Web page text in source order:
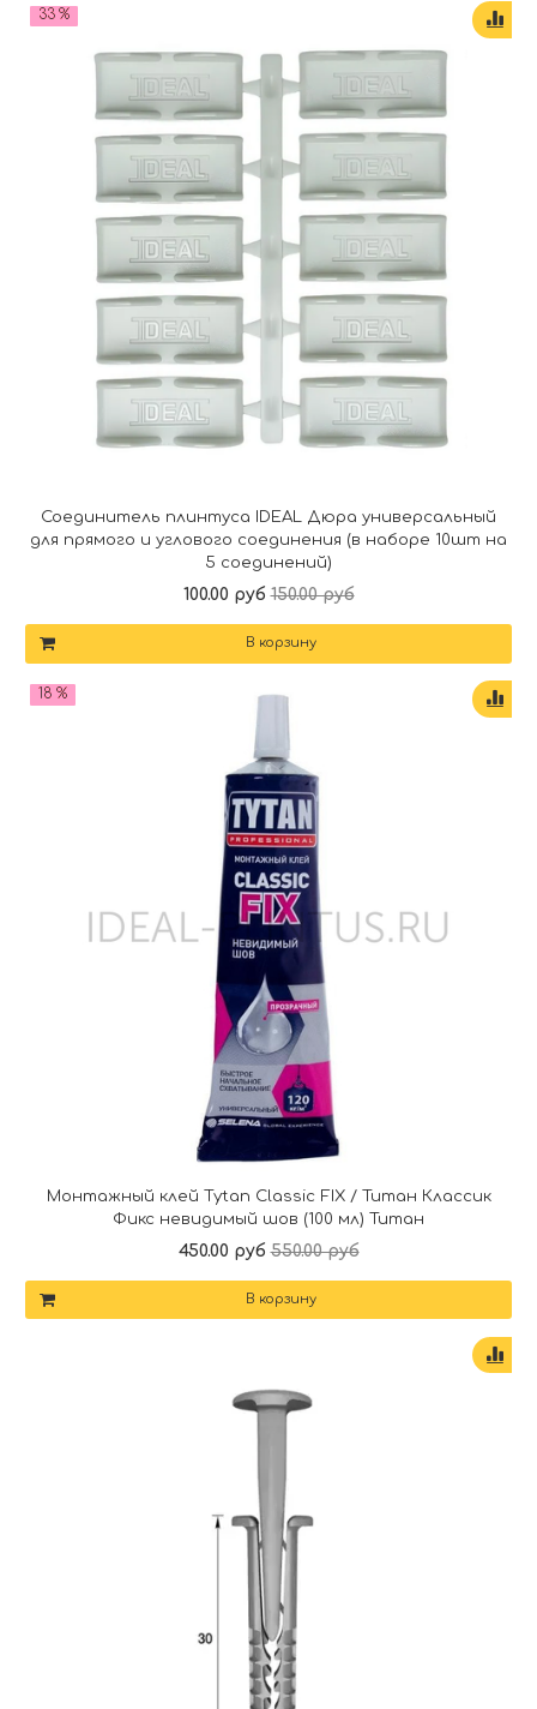
33 %
Соединитель плинтуса IDEAL Дюра универсальный
для прямого и углового соединения (в наборе 10шт на
5 соединений)
100.00 руб 150.00 руб
В корзину
18 %
Монтажный клей Tytan Classic FIX / Титан Классик
Фикс невидимый шов (100 мл) Титан
450.00 руб 550.00 руб
В корзину